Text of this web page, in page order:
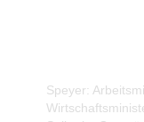
Speyer: